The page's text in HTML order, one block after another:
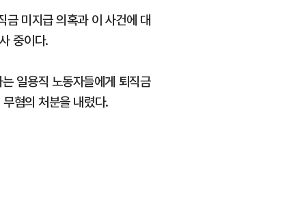
미지급 의혹과 이 사건에 대
중이다.
일용직 노동자들에게 퇴직금
혐의 처분을 내렸다.